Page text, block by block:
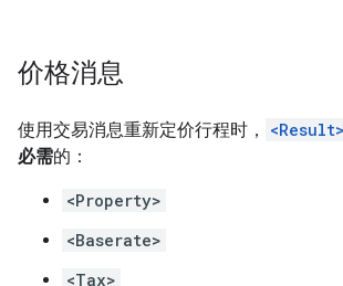
价格消息
使用交易消息重新定价行程时， <Result>
必需的：
<Property>
<Baserate>
<Tax>